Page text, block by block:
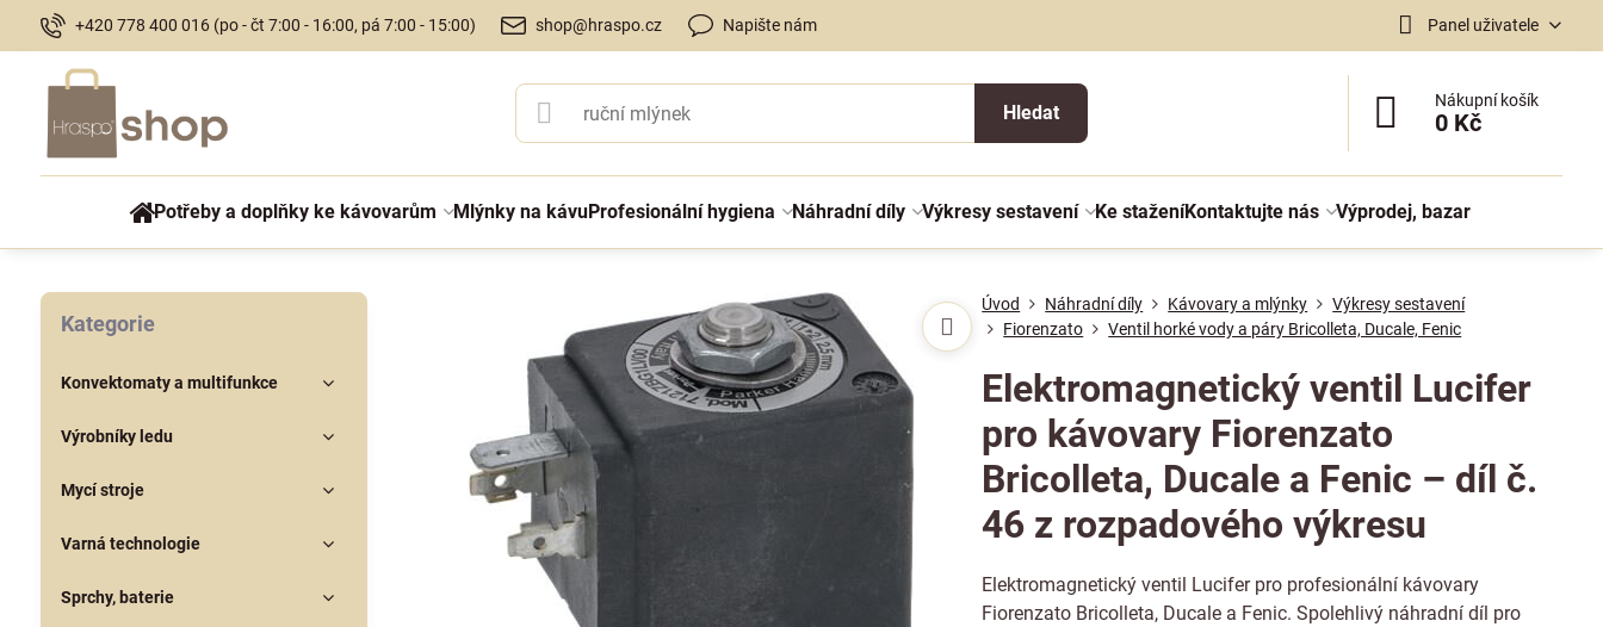
+420 778 400 016 (po - čt 7:00 - 16:00, pá 7:00 - 15:00) shop@hraspo.cz Napište nám Panel uživatele
Hledat
Nákupní košík
0 Kč
Potřeby a doplňky ke kávovarům Mlýnky na kávuProfesionální hygiena Náhradní díly Výkresy sestavení Ke staženíKontaktujte nás Výprodej, bazar
Úvod Náhradní díly Kávovary a mlýnky
Výkresy sestavení
Fiorenzato
Ventil horké vody a páry Bricolleta, Ducale, Fenic
Elektromagnetický ventil Lucifer
pro kávovary Fiorenzato
Bricolleta, Ducale a Fenic – díl č.
46 z rozpadového výkresu
Elektromagnetický ventil Lucifer pro profesionální kávovary
Fiorenzato Bricolleta, Ducale a Fenic. Spolehlivý náhradní díl pro
Kategorie
Konvektomaty a multifunkce
Výrobníky ledu
Mycí stroje
Varná technologie
Sprchy, baterie